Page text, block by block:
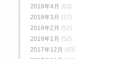
2018年4月 (63)
2018年3月 (57)
2018年2月 (52)
2018年1月 (52)
2017年12月 (63)